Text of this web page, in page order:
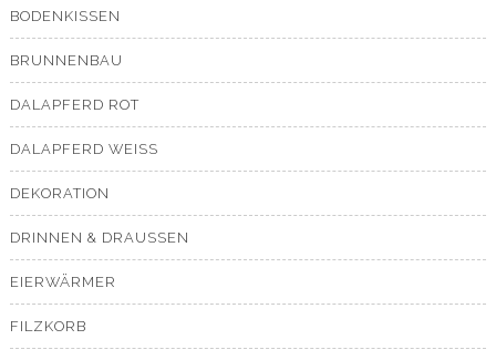
BODENKISSEN
BRUNNENBAU
DALAPFERD ROT
DALAPFERD WEISS
DEKORATION
DRINNEN & DRAUSSEN
EIERWÄRMER
FILZKORB